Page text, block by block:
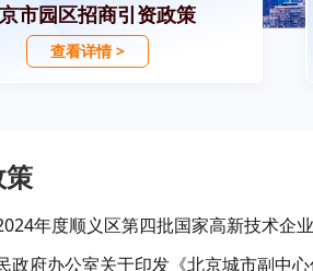
市园区招商引资政策
查看详情 >
年度顺义区第四批国家高新技术企